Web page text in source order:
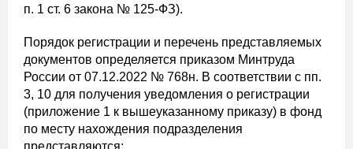
п. 1 ст. 6 закона № 125-ФЗ).
Порядок регистрации и перечень представляемых
документов определяется приказом Минтруда
России от 07.12.2022 № 768н. В соответствии с пп.
3, 10 для получения уведомления о регистрации
(приложение 1 к вышеуказанному приказу) в фонд
по месту нахождения подразделения